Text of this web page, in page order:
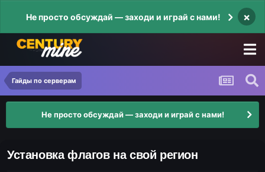
Не просто обсуждай — заходи и играй с нами! ×
Гайды по серверам
Не просто обсуждай — заходи и играй с нами!
Установка флагов на свой регион